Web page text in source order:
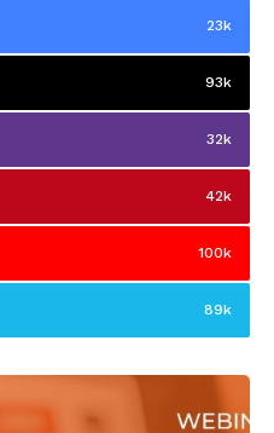
23k
93k
32k
42k
100k
89k